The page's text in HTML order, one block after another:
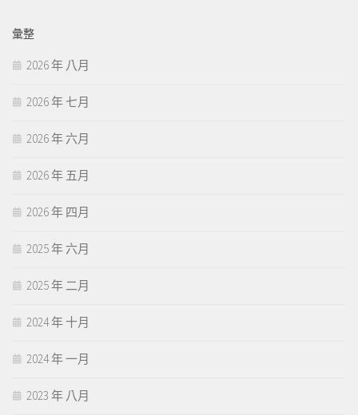
彙整
2026 年 八月
2026 年 七月
2026 年 六月
2026 年 五月
2026 年 四月
2025 年 六月
2025 年 二月
2024 年 十月
2024 年 一月
2023 年 八月